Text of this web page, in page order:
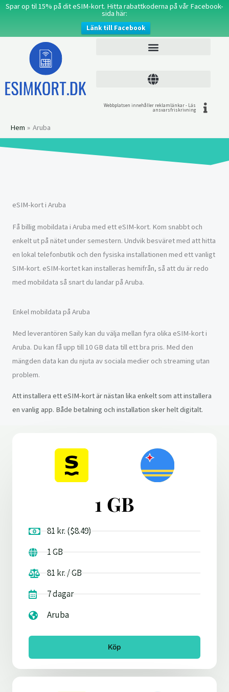
Spar op til 15% på dit eSIM-kort. Hitta rabattkoderna på vår Facebook-
sida här:
Länk till Facebook
Hoppa
Webbplatsen innehåller reklamlänkar - Läs
ansvarsfriskrivning
Hem Aruba
eSIM-kort i Aruba
Få billig mobildata i Aruba med ett eSIM-kort. Kom snabbt och
enkelt ut på nätet under semestern. Undvik besväret med att hitta
en lokal telefonbutik och den fysiska installationen med ett vanligt
SIM-kort. eSIM-kortet kan installeras hemifrån, så att du är redo
med mobildata så snart du landar på Aruba.
Enkel mobildata på Aruba
Med leverantören Saily kan du välja mellan fyra olika eSIM-kort i
Aruba. Du kan få upp till 10 GB data till ett bra pris. Med den
mängden data kan du njuta av sociala medier och streaming utan
problem.
Att installera ett eSIM-kort är nästan lika enkelt som att installera
en vanlig app. Både betalning och installation sker helt digitalt.
1 GB
81 kr. ($8.49)
1 GB
81 kr. / GB
7 dagar
Aruba
Köp